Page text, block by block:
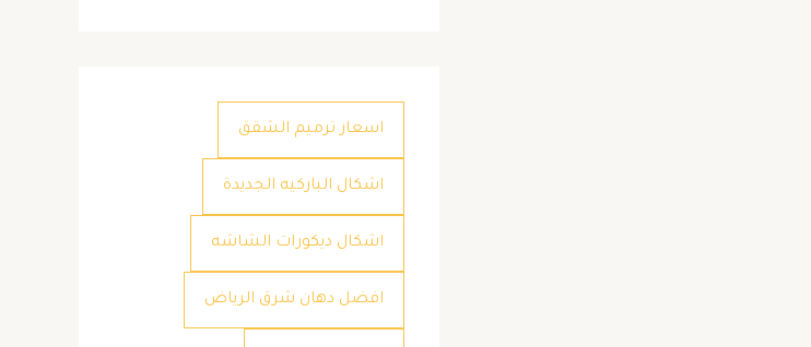
اسعار ترميم الشقق
اشكال الباركيه الجديدة
اشكال ديكورات الشاشه
افضل دهان شرق الرياض